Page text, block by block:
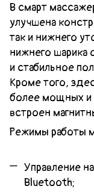
В смарт
улучшена
так и нижнего
нижнего
и стабильное
Кроме того,
более мощных и
встроен
Режимы работы
Управление
Bluetooth;